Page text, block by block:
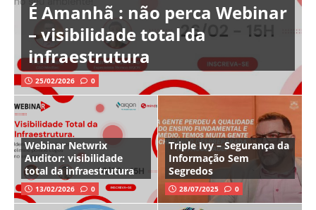
É Amanhã : não perca Webinar
– visibilidade total da
infraestrutura
25/02/2026 0
Webinar Netwrix
Auditor: visibilidade
total da infraestrutura
13/02/2026 0
Triple Ivy – Segurança da
Informação Sem
Segredos
28/07/2025 0